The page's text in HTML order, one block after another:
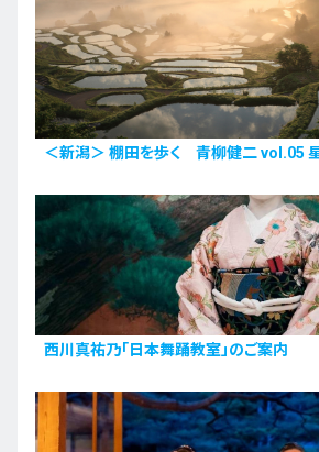
＜新潟＞ 棚田を歩く 青柳健二 vol.05
西川真祐乃「日本舞踊教室」のご案内